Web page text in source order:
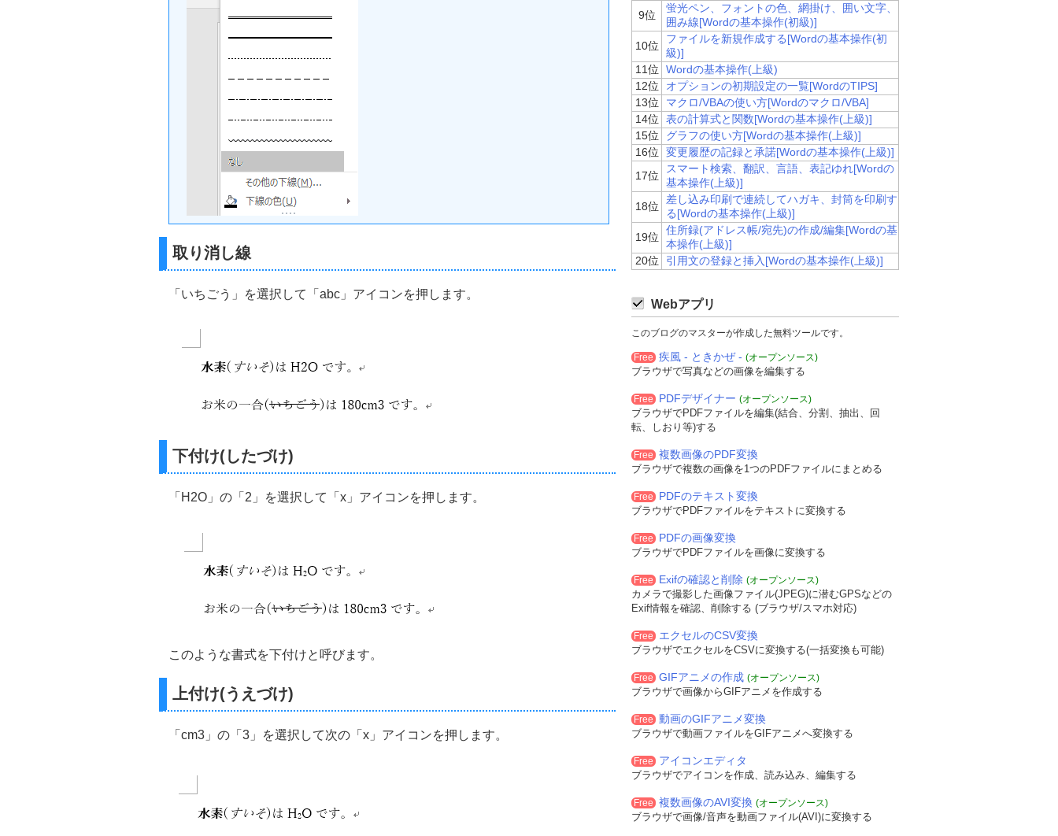
取り消し線
「いちごう」を選択して「abc」アイコンを押します。
下付け(したづけ)
「H2O」の「2」を選択して「x」アイコンを押します。
このような書式を下付けと呼びます。
上付け(うえづけ)
「cm3」の「3」を選択して次の「x」アイコンを押します。
9位
蛍光ペン、フォントの色、網掛け、囲い文字、
囲み線[Wordの基本操作(初級)]
10位
ファイルを新規作成する[Wordの基本操作(初
級)]
11位
Wordの基本操作(上級)
12位
オプションの初期設定の一覧[WordのTIPS]
13位
マクロ/VBAの使い方[Wordのマクロ/VBA]
14位
表の計算式と関数[Wordの基本操作(上級)]
15位
グラフの使い方[Wordの基本操作(上級)]
16位
変更履歴の記録と承諾[Wordの基本操作(上級)]
17位
スマート検索、翻訳、言語、表記ゆれ[Wordの
基本操作(上級)]
18位
差し込み印刷で連続してハガキ、封筒を印刷す
る[Wordの基本操作(上級)]
19位
住所録(アドレス帳/宛先)の作成/編集[Wordの基
本操作(上級)]
20位
引用文の登録と挿入[Wordの基本操作(上級)]
Webアプリ
このブログのマスターが作成した無料ツールです。
Free 疾風 - ときかぜ - (オープンソース)
ブラウザで写真などの画像を編集する
Free PDFデザイナー (オープンソース)
ブラウザでPDFファイルを編集(結合、分割、抽出、回
転、しおり等)する
Free 複数画像のPDF変換
ブラウザで複数の画像を1つのPDFファイルにまとめる
Free PDFのテキスト変換
ブラウザでPDFファイルをテキストに変換する
Free PDFの画像変換
ブラウザでPDFファイルを画像に変換する
Free Exifの確認と削除 (オープンソース)
カメラで撮影した画像ファイル(JPEG)に潜むGPSなどの
Exif情報を確認、削除する (ブラウザ/スマホ対応)
Free エクセルのCSV変換
ブラウザでエクセルをCSVに変換する(一括変換も可能)
Free GIFアニメの作成 (オープンソース)
ブラウザで画像からGIFアニメを作成する
Free 動画のGIFアニメ変換
ブラウザで動画ファイルをGIFアニメへ変換する
Free アイコンエディタ
ブラウザでアイコンを作成、読み込み、編集する
Free 複数画像のAVI変換 (オープンソース)
ブラウザで画像/音声を動画ファイル(AVI)に変換する